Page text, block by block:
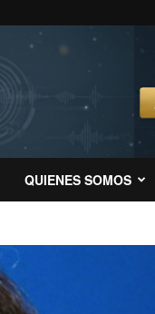
QUIENES SOMOS